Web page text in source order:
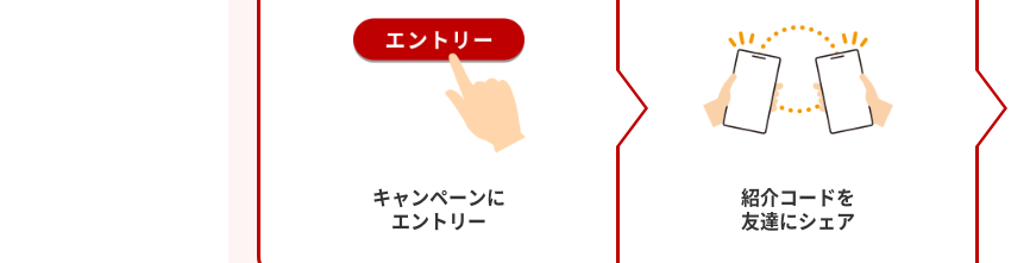
キャンペーンに
エントリー
紹介コードを
友達にシェア